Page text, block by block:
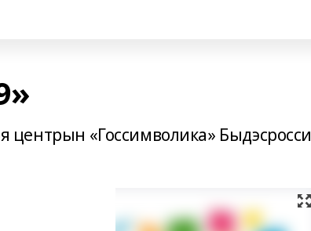
«Госсимволика» Быдэсросси